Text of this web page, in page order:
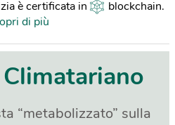
è certificata in blockchain.
di più
“metabolizzato” sulla